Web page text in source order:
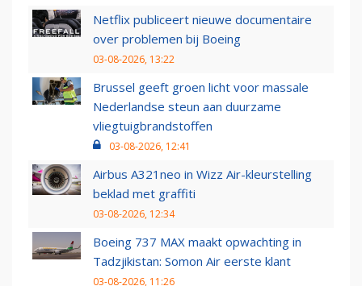
Netflix publiceert nieuwe documentaire
over problemen bij Boeing
03-08-2026, 13:22
Brussel geeft groen licht voor massale
Nederlandse steun aan duurzame
vliegtuigbrandstoffen
03-08-2026, 12:41
Airbus A321neo in Wizz Air-kleurstelling
beklad met graffiti
03-08-2026, 12:34
Boeing 737 MAX maakt opwachting in
Tadzjikistan: Somon Air eerste klant
03-08-2026, 11:26